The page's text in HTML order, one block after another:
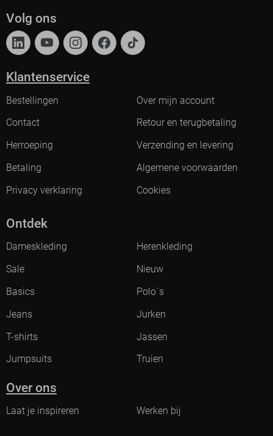
Volg ons
Klantenservice
Bestellingen
Over mijn account
Contact
Retour en terugbetaling
Herroeping
Verzending en levering
Betaling
Algemene voorwaarden
Privacy verklaring
Cookies
Ontdek
Dameskleding
Herenkleding
Sale
Nieuw
Basics
Polo`s
Jeans
Jurken
T-shirts
Jassen
Jumpsuits
Truien
Over ons
Laat je inspireren Werken bij